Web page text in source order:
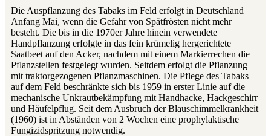
Die Auspflanzung des Tabaks im Feld erfolgt in Deutschland
Anfang Mai, wenn die Gefahr von Spätfrösten nicht mehr
besteht. Die bis in die 1970er Jahre hinein verwendete
Handpflanzung erfolgte in das fein krümelig hergerichtete
Saatbeet auf den Acker, nachdem mit einem Markierrechen die
Pflanzstellen festgelegt wurden. Seitdem erfolgt die Pflanzung
mit traktorgezogenen Pflanzmaschinen. Die Pflege des Tabaks
auf dem Feld beschränkte sich bis 1959 in erster Linie auf die
mechanische Unkrautbekämpfung mit Handhacke, Hackgeschirr
und Häufelpflug. Seit dem Ausbruch der Blauschimmelkrankheit
(1960) ist in Abständen von 2 Wochen eine prophylaktische
Fungizidspritzung notwendig.